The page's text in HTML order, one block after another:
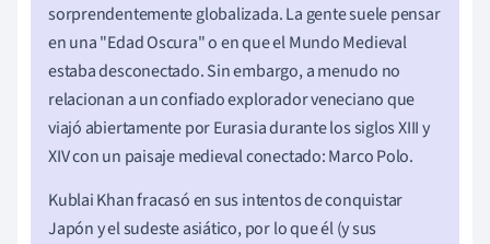
sorprendentemente globalizada. La gente suele pensar
en una "Edad Oscura" o en que el Mundo Medieval
estaba desconectado. Sin embargo, a menudo no
relacionan a un confiado explorador veneciano que
viajó abiertamente por Eurasia durante los siglos XIII y
XIV con un paisaje medieval conectado: Marco Polo.
Kublai Khan fracasó en sus intentos de conquistar
Japón y el sudeste asiático, por lo que él (y sus